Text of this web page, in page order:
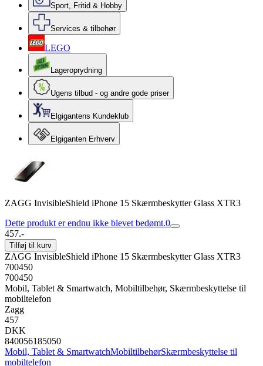
Sport, Fritid & Hobby
Services & tilbehør
LEGO
Lageroprydning
Ugens tilbud - og andre gode priser
Elgigantens Kundeklub
Elgiganten Erhverv
ZAGG InvisibleShield iPhone 15 Skærmbeskytter Glass XTR3
Dette produkt er endnu ikke blevet bedømt.0
457.-
Tilføj til kurv
ZAGG InvisibleShield iPhone 15 Skærmbeskytter Glass XTR3
700450
700450
Mobil, Tablet & Smartwatch, Mobiltilbehør, Skærmbeskyttelse til
mobiltelefon
Zagg
457
DKK
840056185050
Mobil, Tablet & SmartwatchMobiltilbehørSkærmbeskyttelse til
mobiltelefon